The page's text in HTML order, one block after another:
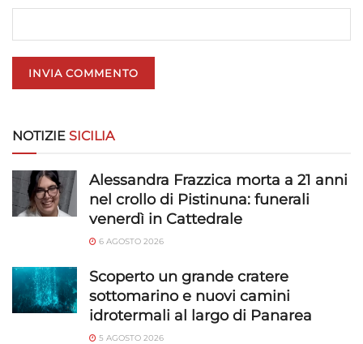
Utilizzare dati di geolocalizzazione precisi,
Riconoscere i dispositivi in base a informazioni
richieste attivamente.
rilevare frodi, correggere errori, Erogare
e presentare pubblicità e contenuto,
Salvare e comunicare le scelte sulla
privacy.
NOTIZIE SICILIA
Alessandra Frazzica morta a 21 anni
nel crollo di Pistinuna: funerali
venerdì in Cattedrale
6 AGOSTO 2026
Scoperto un grande cratere
sottomarino e nuovi camini
idrotermali al largo di Panarea
5 AGOSTO 2026